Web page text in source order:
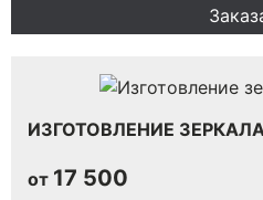
ИЗГОТОВЛЕНИЕ
от 17 500